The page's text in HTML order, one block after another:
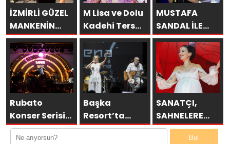
İZMİRLİ GÜZEL
MANKENİN
KULİSLERİ
HAREKETLENDİ:
YENİ PROJELER
YOLDA!
M Lisa ve Dolu
Kadehi Ters
Tut’tan Yeni İş
Birliği: “Vişne”
MUSTAFA
SANDAL İLE
AYNI SAHNEDE
PARLADI:
AFRA’YA
HARBİYE’DE
BÜYÜK ALKIŞ
Rubato
Konser Serisi
Müzikseverlerle
Buluşmaya
Başka
Resort’ta
Unutulmaz
SANATÇI,
SAHNELERE
VERECEĞİ KISA
BİR MOLA
Bul